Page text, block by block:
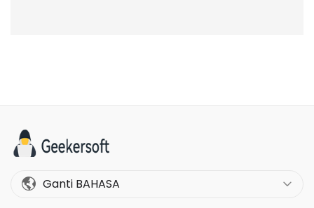
Ganti BAHASA